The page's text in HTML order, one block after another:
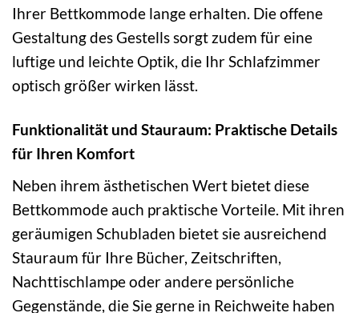
Ihrer Bettkommode lange erhalten. Die offene
Gestaltung des Gestells sorgt zudem für eine
luftige und leichte Optik, die Ihr Schlafzimmer
optisch größer wirken lässt.
Funktionalität und Stauraum: Praktische Details
für Ihren Komfort
Neben ihrem ästhetischen Wert bietet diese
Bettkommode auch praktische Vorteile. Mit ihren
geräumigen Schubladen bietet sie ausreichend
Stauraum für Ihre Bücher, Zeitschriften,
Nachttischlampe oder andere persönliche
Gegenstände, die Sie gerne in Reichweite haben